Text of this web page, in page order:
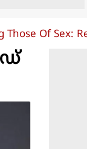
Those Of Sex: